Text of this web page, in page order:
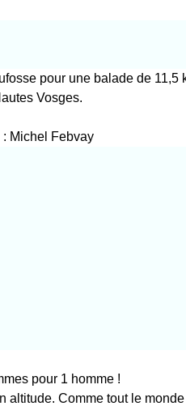
pour une balade de 11,5
Vosges.
Michel Febvay
pour 1 homme !
altitude. Comme tout le